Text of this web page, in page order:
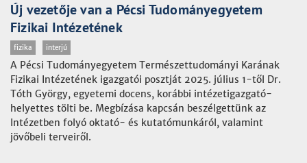
Új vezetője van a Pécsi Tudományegyetem
Fizikai Intézetének
fizika interjú
A Pécsi Tudományegyetem Természettudományi Karának
Fizikai Intézetének igazgatói posztját 2025. július 1-től Dr.
Tóth György, egyetemi docens, korábbi intézetigazgató-
helyettes tölti be. Megbízása kapcsán beszélgettünk az
Intézetben folyó oktató- és kutatómunkáról, valamint
jövőbeli terveiről.